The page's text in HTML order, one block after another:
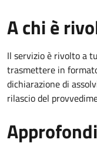
A chi è
Il servizio è rivolto a
trasmettere in
dichiarazione di
rilascio del